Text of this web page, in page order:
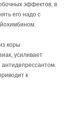
эффектов, в
его надо с
коры
усиливает
к